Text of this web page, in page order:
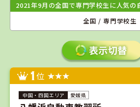
2021年9月の全国で専門学校生に人気の
全国 / 専門学校生
1位
愛媛県